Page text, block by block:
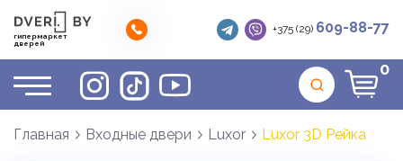
гипермаркет
дверей
+375 (29) 609-88-77
0
Главная Входные двери Luxor Luxor 3D Рейка